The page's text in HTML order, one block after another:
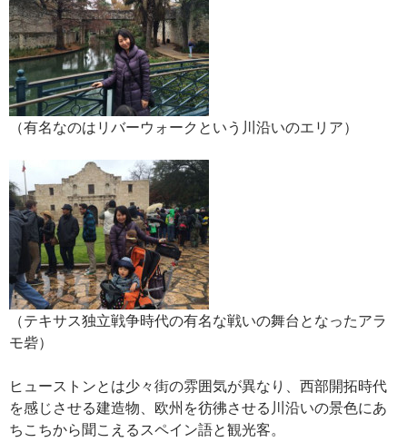
（有名なのはリバーウォークという川沿いのエリア）
（テキサス独立戦争時代の有名な戦いの舞台となったアラ
モ砦）
ヒューストンとは少々街の雰囲気が異なり、西部開拓時代
を感じさせる建造物、欧州を彷彿させる川沿いの景色にあ
ちこちから聞こえるスペイン語と観光客。